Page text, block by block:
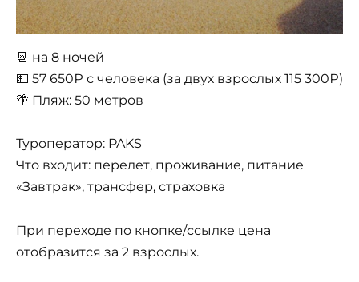
📆 на 8 ночей
💵 57 650₽ с человека (за двух взрослых 115 300₽)
🌴 Пляж: 50 метров
Туроператор: PAKS
Что входит: перелет, проживание, питание
«Завтрак», трансфер, страховка
При переходе по кнопке/ссылке цена
отобразится за 2 взрослых.